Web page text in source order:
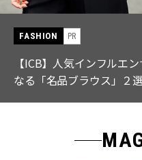
Jul, 15,2026
! 週5で着たく
【中
特集